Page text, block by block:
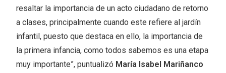
resaltar la importancia de un acto ciudadano de retorno
a clases, principalmente cuando este refiere al jardín
infantil, puesto que destaca en ello, la importancia de
la primera infancia, como todos sabemos es una etapa
muy importante”, puntualizó María Isabel Mariñanco